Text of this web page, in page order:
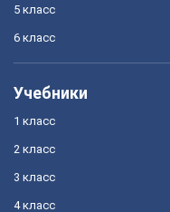
5 класс
6 класс
Учебники
1 класс
2 класс
3 класс
4 класс